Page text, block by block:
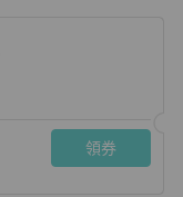
領券